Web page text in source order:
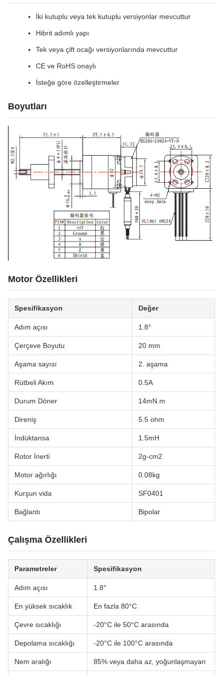
İki kutuplu veya tek kutuplu versiyonlar mevcuttur
Hibrit adımlı yapı
Tek veya çift ocağı versiyonlarında mevcuttur
CE ve RoHS onaylı
İsteğe göre özelleştirmeler
Boyutları
Motor Özellikleri
Spesifikasyon Değer
Adım açısı 1.8°
Çerçeve Boyutu 20 mm
Aşama sayısı 2. aşama
Rütbeli Akım 0.5A
Durum Döner 14mN.m
Direniş 5.5 ohm
İndüktansa 1.5mH
Rotor İnerti 2g-cm2
Motor ağırlığı 0.08kg
Kurşun vida SF0401
Bağlantı Bipolar
Çalışma Özellikleri
Parametreler Spesifikasyon
Adım açısı 1.8°
En yüksek sıcaklık En fazla 80°C
Çevre sıcaklığı -20°C ile 50°C arasında
Depolama sıcaklığı -20°C ile 100°C arasında
Nem aralığı 85% veya daha az, yoğunlaşmayan